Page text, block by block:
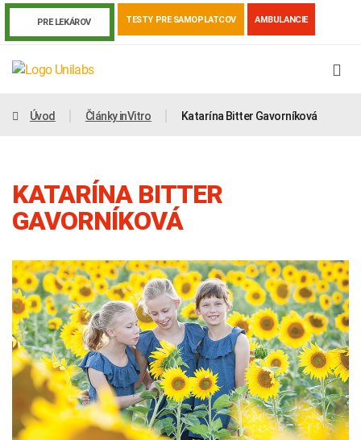
PRE LEKÁROV TESTY PRE SAMOPLATCOV AMBULANCIE
Genetika Covid-19 Žiadanky a tlačivá
Výsledky vyšetrení Kortizol Odberová príručka
INTOLERANCIA POTRAVÍN Lymská borelióza
Human papillomavirus (HPV)
Úvod Články inVitro Katarína Bitter Gavorníková
KATARÍNA BITTER
GAVORNÍKOVÁ